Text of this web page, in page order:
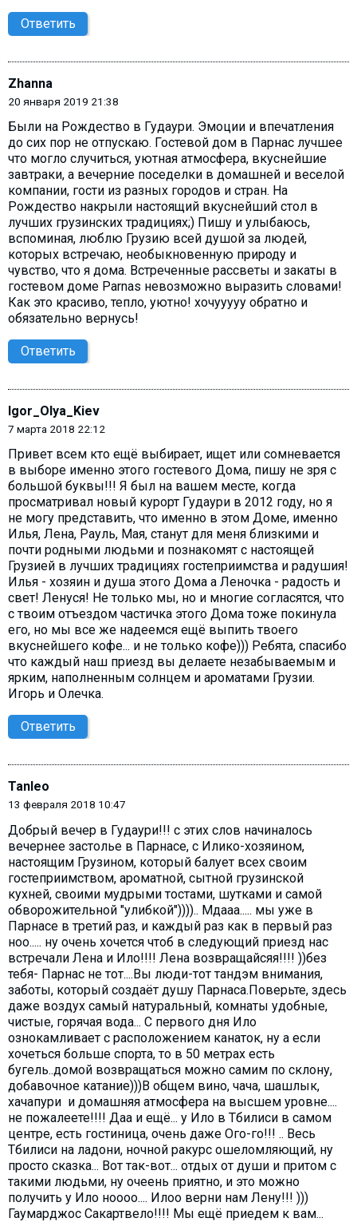
Ответить
Zhanna
20 января 2019 21:38
Были на Рождество в Гудаури. Эмоции и впечатления
до сих пор не отпускаю. Гостевой дом в Парнас лучшее
что могло случиться, уютная атмосфера, вкуснейшие
завтраки, а вечерние поседелки в домашней и веселой
компании, гости из разных городов и стран. На
Рождество накрыли настоящий вкуснейший стол в
лучших грузинских традициях;) Пишу и улыбаюсь,
вспоминая, люблю Грузию всей душой за людей,
которых встречаю, необыкновенную природу и
чувство, что я дома. Встреченные рассветы и закаты в
гостевом доме Parnas невозможно выразить словами!
Как это красиво, тепло, уютно! хочууууу обратно и
обязательно вернусь!
Ответить
Igor_Olya_Kiev
7 марта 2018 22:12
Привет всем кто ещё выбирает, ищет или сомневается
в выборе именно этого гостевого Дома, пишу не зря с
большой буквы!!! Я был на вашем месте, когда
просматривал новый курорт Гудаури в 2012 году, но я
не могу представить, что именно в этом Доме, именно
Илья, Лена, Рауль, Мая, станут для меня близкими и
почти родными людьми и познакомят с настоящей
Грузией в лучших традициях гостеприимства и радушия!
Илья - хозяин и душа этого Дома а Леночка - радость и
свет! Ленуся! Не только мы, но и многие согласятся, что
с твоим отъездом частичка этого Дома тоже покинула
его, но мы все же надеемся ещё выпить твоего
вкуснейшего кофе... и не только кофе))) Ребята, спасибо
что каждый наш приезд вы делаете незабываемым и
ярким, наполненным солнцем и ароматами Грузии.
Игорь и Олечка.
Ответить
Tanleo
13 февраля 2018 10:47
Добрый вечер в Гудаури!!! с этих слов начиналось
вечернее застолье в Парнасе, с Илико-хозяином,
настоящим Грузином, который балует всех своим
гостеприимством, ароматной, сытной грузинской
кухней, своими мудрыми тостами, шутками и самой
обворожительной "улибкой")))).. Мдааа..... мы уже в
Парнасе в третий раз, и каждый раз как в первый раз
ноо..... ну очень хочется чтоб в следующий приезд нас
встречали Лена и Ило!!!! Лена возвращайсяя!!!! ))без
тебя- Парнас не тот....Вы люди-тот тандэм внимания,
заботы, который создаёт душу Парнаса.Поверьте, здесь
даже воздух самый натуральный, комнаты удобные,
чистые, горячая вода... С первого дня Ило
ознокамливает с расположением канаток, ну а если
хочеться больше спорта, то в 50 метрах есть
бугель..домой возвращаться можно самим по склону,
добавочное катание)))В общем вино, чача, шашлык,
хачапури и домашняя атмосфера на высшем уровне....
не пожалеете!!!! Даа и ещё... у Ило в Тбилиси в самом
центре, есть гостиница, очень даже Ого-го!!! .. Весь
Тбилиси на ладони, ночной ракурс ошеломляющий, ну
просто сказка... Вот так-вот... отдых от души и притом с
такими людьми, ну очеень приятно, и это можно
получить у Ило ноооо.... Илоо верни нам Лену!!! )))
Гаумарджос Сакартвело!!!! Мы ещё приедем к вам...